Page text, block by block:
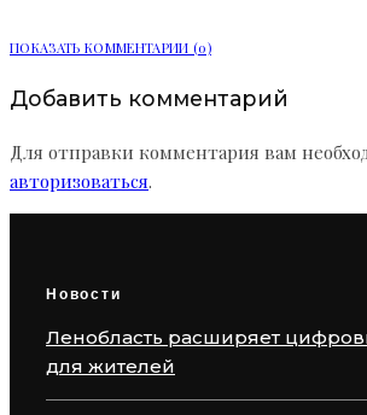
ПОКАЗАТЬ КОММЕНТАРИИ (0)
Добавить комментарий
Для отправки комментария вам
авторизоваться.
Новости
Ленобласть расширяет
для жителей